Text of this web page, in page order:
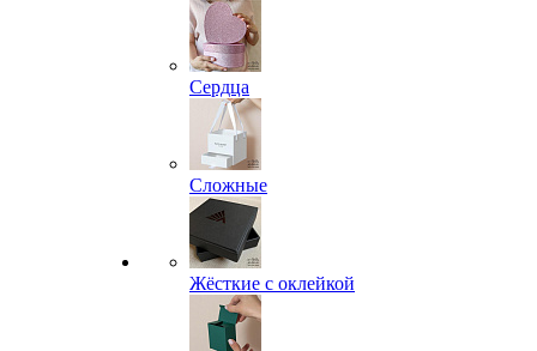
Сердца
Сложные
Жёсткие с оклейкой